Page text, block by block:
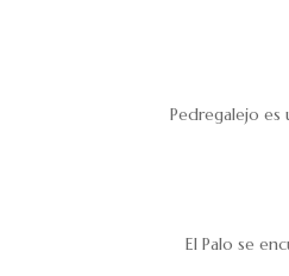
Pedregalejo es
El Palo se